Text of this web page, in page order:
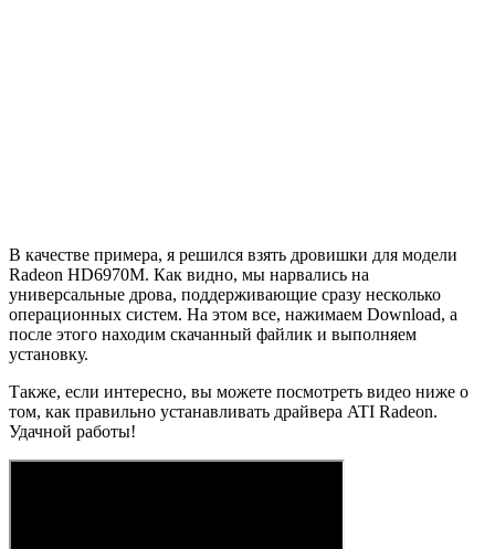
В качестве примера, я решился взять дровишки для модели
Radeon HD6970M. Как видно, мы нарвались на
универсальные дрова, поддерживающие сразу несколько
операционных систем. На этом все, нажимаем Download, а
после этого находим скачанный файлик и выполняем
установку.
Также, если интересно, вы можете посмотреть видео ниже о
том, как правильно устанавливать драйвера ATI Radeon.
Удачной работы!